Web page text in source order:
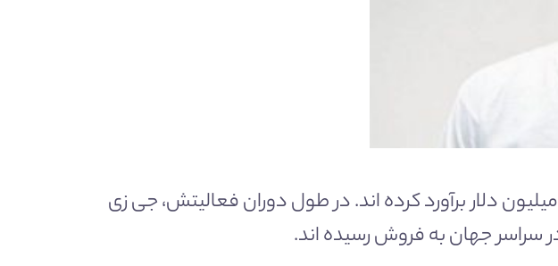
جی زی سومین موسیقیدان ثروتمند جهان است که ثروت خالص او را ۹۰۰ میلیون دلار برآورد کرده اند. در طول دوران فعالیتش، جی زی